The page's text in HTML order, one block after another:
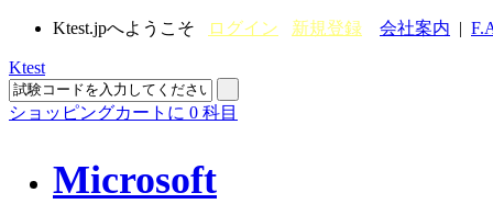
Ktest.jpへようこそ ログイン 新規登録 会社案内 |
Ktest
ショッピングカートに 0 科目
Microsoft